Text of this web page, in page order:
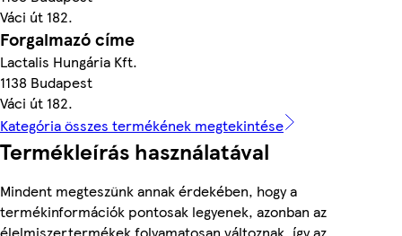
Váci út 182.
Forgalmazó címe
Lactalis Hungária Kft.
1138 Budapest
Váci út 182.
Kategória összes termékének megtekintése
Termékleírás használatával
Mindent megteszünk annak érdekében, hogy a
termékinformációk pontosak legyenek, azonban az